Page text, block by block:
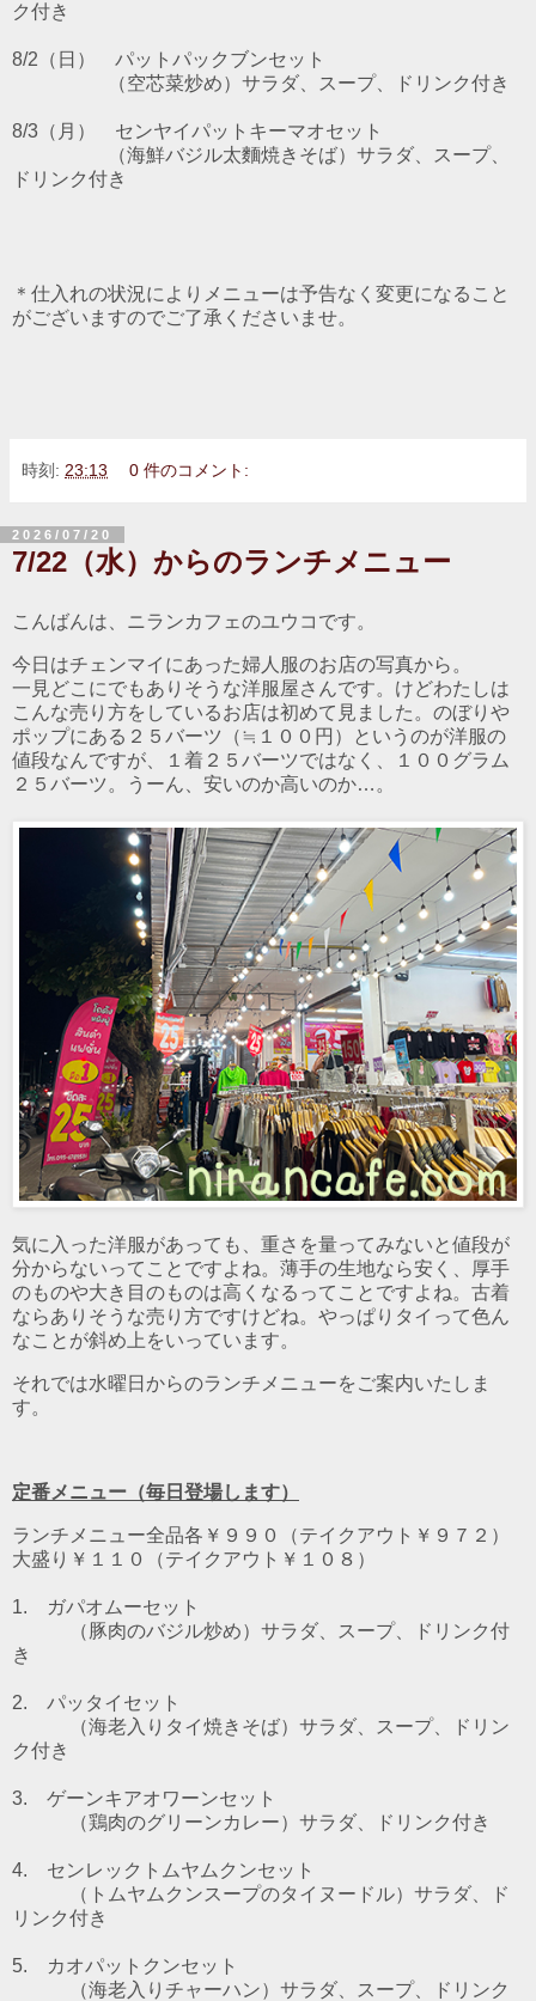
ク付き
8/2（日） パットパックブンセット
（空芯菜炒め）サラダ、スープ、ドリンク付き
8/3 （月） センヤイパットキーマオセット
（海鮮バジル太麵焼きそば）サラダ、スープ、
ドリンク付き
＊仕入れの状況によりメニューは予告なく変更になること
がございますのでご了承くださいませ。
時刻: 23:13 0 件のコメント:
2026/07/20
7/22（水）からのランチメニュー
こんばんは、ニランカフェのユウコです。
今日はチェンマイにあった婦人服のお店の写真から。
一見どこにでもありそうな洋服屋さんです。けどわたしは
こんな売り方をしているお店は初めて見ました。のぼりや
ポップにある２５バーツ（≒１００円）というのが洋服の
値段なんですが、１着２５バーツではなく、１００グラム
２５バーツ。うーん、安いのか高いのか…。
気に入った洋服があっても、重さを量ってみないと値段が
分からないってことですよね。薄手の生地なら安く、厚手
のものや大き目のものは高くなるってことですよね。古着
ならありそうな売り方ですけどね。やっぱりタイって色ん
なことが斜め上をいっています。
それでは水曜日からのランチメニューをご案内いたしま
す。
定番メニュー（毎日登場します）
ランチメニュー全品各￥９９０（テイクアウト￥９７２）
大盛り￥１１０（テイクアウト￥１０８）
1. ガパオムーセット
（豚肉のバジル炒め） サラダ、スープ、ドリンク付
き
2. パッタイセット
（海老入りタイ焼きそば） サラダ、スープ、ドリン
ク付き
3. ゲーンキアオワーンセット
（鶏肉のグリーンカレー） サラダ、ドリンク付き
4. センレックトムヤムクンセット
（トムヤムクンスープのタイヌードル） サラダ、ド
リンク付き
5. カオパットクンセット
（海老入りチャーハン）サラダ、スープ、ドリンク